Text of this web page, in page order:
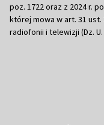
poz. 1722 oraz z 2024 r.
której mowa w art. 31 ust.
radiofonii i telewizji (Dz. U.